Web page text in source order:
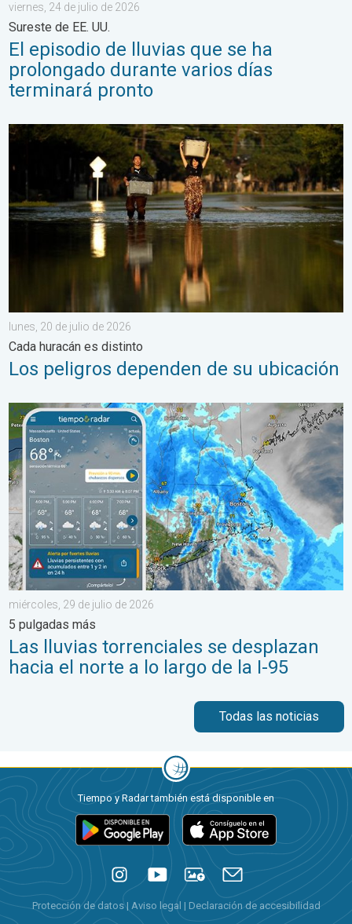
viernes, 24 de julio de 2026
Sureste de EE. UU.
El episodio de lluvias que se ha
prolongado durante varios días
terminará pronto
Los peligros dependen de su ubicación. Cada huracán es
lunes, 20 de julio de 2026
Cada huracán es distinto
Los peligros dependen de su ubicación
Las lluvias torrenciales se desplazan hacia el norte a lo
miércoles, 29 de julio de 2026
5 pulgadas más
Las lluvias torrenciales se desplazan
hacia el norte a lo largo de la I-95
Todas las noticias
Tiempo y Radar también está disponible en
Protección de datos| Aviso legal | Declaración de accesibilidad